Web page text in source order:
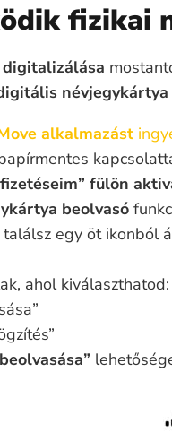
fizikai
névjegykártya
alkalmazást
fülön
beolvasó
egy öt ikonból
ahol kiválaszthatod: